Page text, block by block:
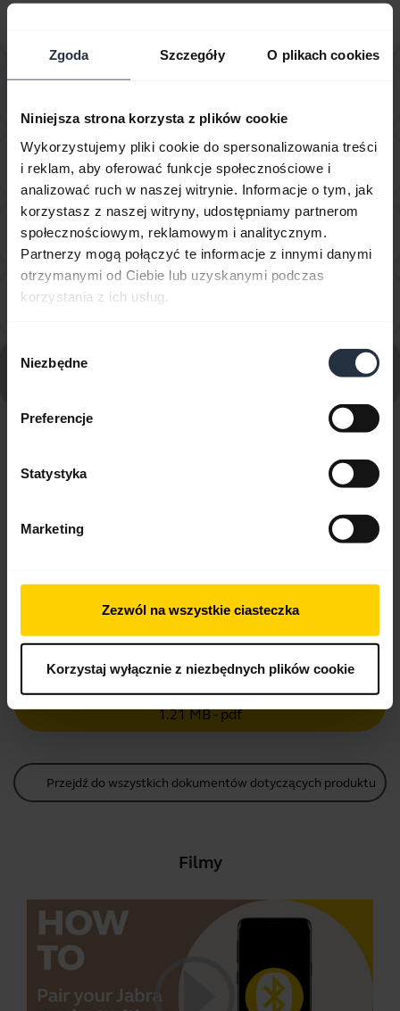
Zgoda Szczegóły O plikach cookies
Niniejsza strona korzysta z plików cookie
Wykorzystujemy pliki cookie do spersonalizowania treści
i reklam, aby oferować funkcje społecznościowe i
analizować ruch w naszej witrynie. Informacje o tym, jak
korzystasz z naszej witryny, udostępniamy partnerom
społecznościowym, reklamowym i analitycznym.
Partnerzy mogą połączyć te informacje z innymi danymi
otrzymanymi od Ciebie lub uzyskanymi podczas
korzystania z ich usług.
zgody
Niezbędne
Preferencje
Statystyka
Marketing
Zezwól na wszystkie ciasteczka
Korzystaj wyłącznie z niezbędnych plików cookie
Czy mogę sparować swoje urządzenie Jabra
Ile urządzeń Bluetooth można sparować z
urządzeniem Jabra?
Jak sparować zestaw Jabra Intelligent z urządzeniem
mobilnym przy użyciu NFC?
Jak sparować zestaw słuchawkowy Jabra Intelligent
Przejdź do wszystkich często zadawanych pytań
Podręcznik użytkownika
Angielski
Pobierz
1.21 MB - pdf
Przejdź do wszystkich dokumentów dotyczących produktu
Filmy